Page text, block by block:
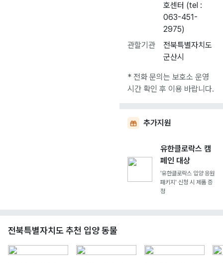
호센터 (tel :
063-451-
2975)
관할기관
전북특별자치도
군산시
* 전화 문의는 보호소 운영
시간 확인 후 이용 바랍니다.
추가지원
유한클로락스 캠
페인 대상
'유한클로락스 입양 응원
패키지' 신청 시 제품 증
정
전북특별자치도 추천 입양 동물